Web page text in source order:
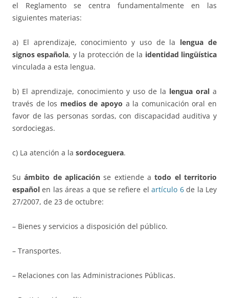
el Reglamento se centra fundamentalmente en las
siguientes materias:
a) El aprendizaje, conocimiento y uso de la lengua de
signos española, y la protección de la identidad lingüística
vinculada a esta lengua.
b) El aprendizaje, conocimiento y uso de la lengua oral a
través de los medios de apoyo a la comunicación oral en
favor de las personas sordas, con discapacidad auditiva y
sordociegas.
c) La atención a la sordoceguera.
Suámbito de aplicación se extiende atodo el territorio
español en las áreas a que se refiere elartículo 6de la Ley
27/2007, de 23 de octubre:
– Bienes y servicios a disposición del público.
– Transportes.
– Relaciones con las Administraciones Públicas.